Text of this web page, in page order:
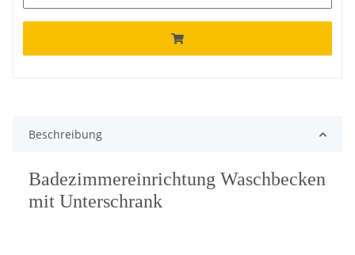
Beschreibung
Badezimmereinrichtung Waschbecken
mit Unterschrank